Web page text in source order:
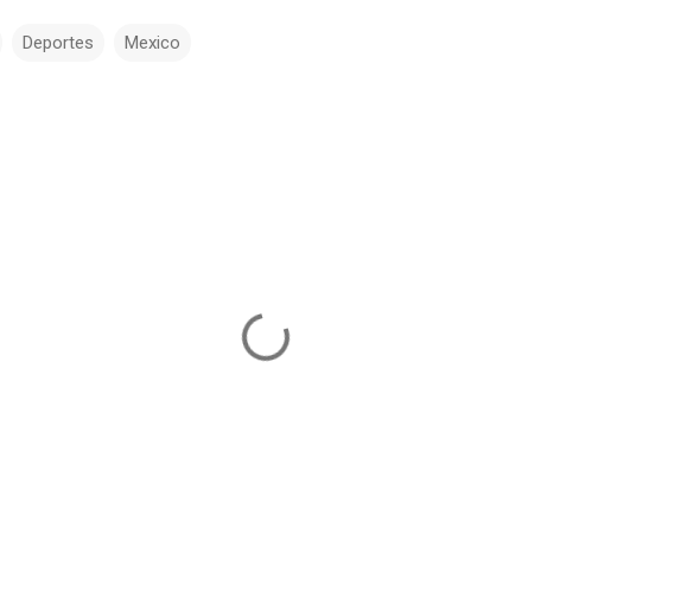
Deportes Mexico